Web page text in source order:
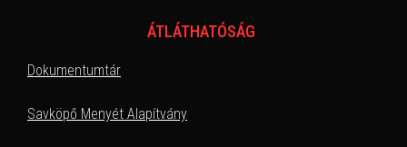
ÁTLÁTHATÓSÁG
Dokumentumtár
Savköpő Menyét Alapítvány